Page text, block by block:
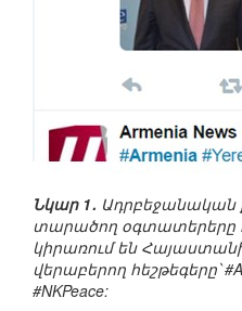
Նկար 1․ Ադրբեջանական
տարածող օգտատերերը
կիրառում են
վերաբերող հեշթեգերը՝
#NKPeace: